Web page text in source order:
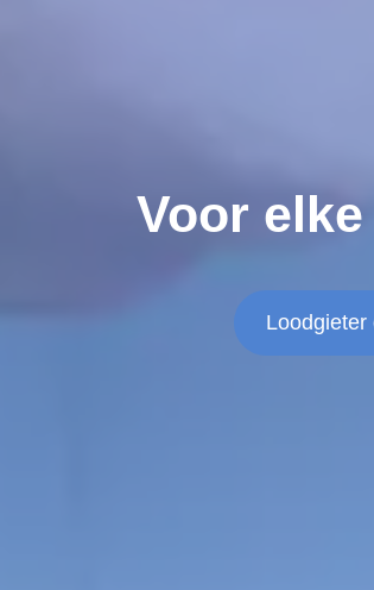
Voor elke
Loodgieter